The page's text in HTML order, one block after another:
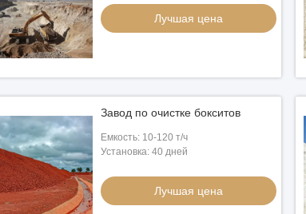
Лучшая цена
Завод по очистке бокситов
Емкость: 10-120 т/ч
Установка: 40 дней
Лучшая цена